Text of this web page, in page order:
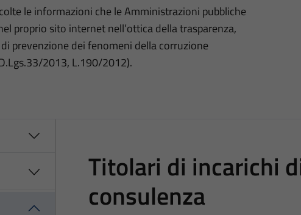
le informazioni che le Amministrazioni pubbliche
proprio sito internet nell’ottica della trasparenza,
prevenzione dei fenomeni della corruzione
2013, L.190/2012).
Titolari di incarichi
consulenza